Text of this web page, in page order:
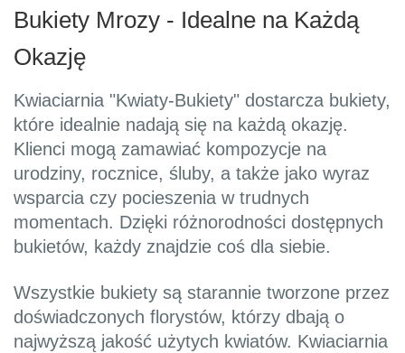
Bukiety Mrozy - Idealne na Każdą
Okazję
Kwiaciarnia "Kwiaty-Bukiety" dostarcza bukiety,
które idealnie nadają się na każdą okazję.
Klienci mogą zamawiać kompozycje na
urodziny, rocznice, śluby, a także jako wyraz
wsparcia czy pocieszenia w trudnych
momentach. Dzięki różnorodności dostępnych
bukietów, każdy znajdzie coś dla siebie.
Wszystkie bukiety są starannie tworzone przez
doświadczonych florystów, którzy dbają o
najwyższą jakość użytych kwiatów. Kwiaciarnia